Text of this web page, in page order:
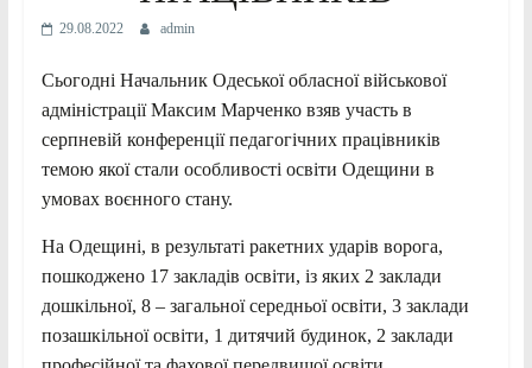
29.08.2022 admin
Сьогодні Начальник Одеської обласної військової
адміністрації Максим Марченко взяв участь в
серпневій конференції педагогічних працівників
темою якої стали особливості освіти Одещини в
умовах воєнного стану.
На Одещині, в результаті ракетних ударів ворога,
пошкоджено 17 закладів освіти, із яких 2 заклади
дошкільної, 8 – загальної середньої освіти, 3 заклади
позашкільної освіти, 1 дитячий будинок, 2 заклади